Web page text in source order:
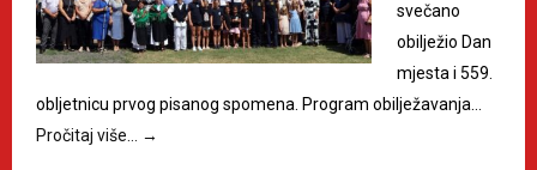
svečano
obilježio Dan
mjesta i 559.
obljetnicu prvog pisanog spomena. Program obilježavanja…
Pročitaj više…
→